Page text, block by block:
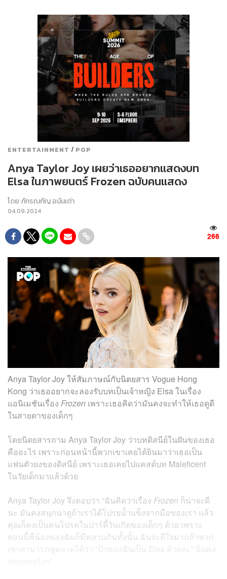
ENTERTAINMENT / POP
Anya Taylor Joy เผยว่าเธออยากแสดงบท
Elsa ในภาพยนตร์ Frozen ฉบับคนแสดง
โดย ภัทรณกัญ อนันเต่า
04.09.2024
266
Anya Taylor Joy ให้สัมภาษณ์กับนิตยสาร Vogue Hong
Kong ว่าเธออยากจะลองรับบทเป็นเจ้าหญิง Elsa ในเรื่อง
แอนิเมชันเรื่อง Frozen เพราะเธอคิดว่ามันคงจะทำให้เธอดูดี
ในสายตาของเด็กๆ
โดยนิตยสารถาม Anya Taylor Joy ว่าบทดิสนีย์ในฝันของเธอ
คืออะไร เพราะก่อนหน้านี้พวกเขาเคยได้ยินมาว่าเธอเป็น
แฟนตัวยงของดิสนีย์ เพราะเธอเคยไปแคสต์บท Maleficent
ในวัยเด็กมาแล้วด้วย
Anya Taylor Joy จึงตอบว่า “ฉันคิดว่าเรื่อง Frozen ก็น่าจะดี
นะ มันคงสนุกน่าดูถ้าเราได้โปรยน้ำแข็งจากมือของเรา แล้ว
คุณก็คงเป็นคนโปรดในปาร์ตี้วันเกิดของเด็กๆ ด้วย เพราะ
ตอนนี้พี่น้องของฉันก็มีหลานกันทั้งนั้น ฉันจะดีใจมากถ้าพวก
เขาสามารถพูดอวดได้ว่า “ป้าของฉันเป็น Elsa ด้วยละ” นั่นคง